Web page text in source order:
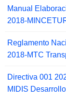
Manual
2018-
Reglamento
2018-MTC
Directiva 001
MIDIS